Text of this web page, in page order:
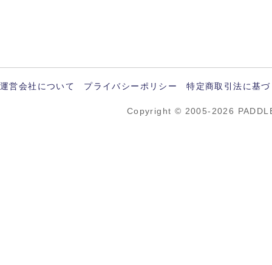
運営会社について プライバシーポリシー 特定商取引法に基
Copyright © 2005-2026